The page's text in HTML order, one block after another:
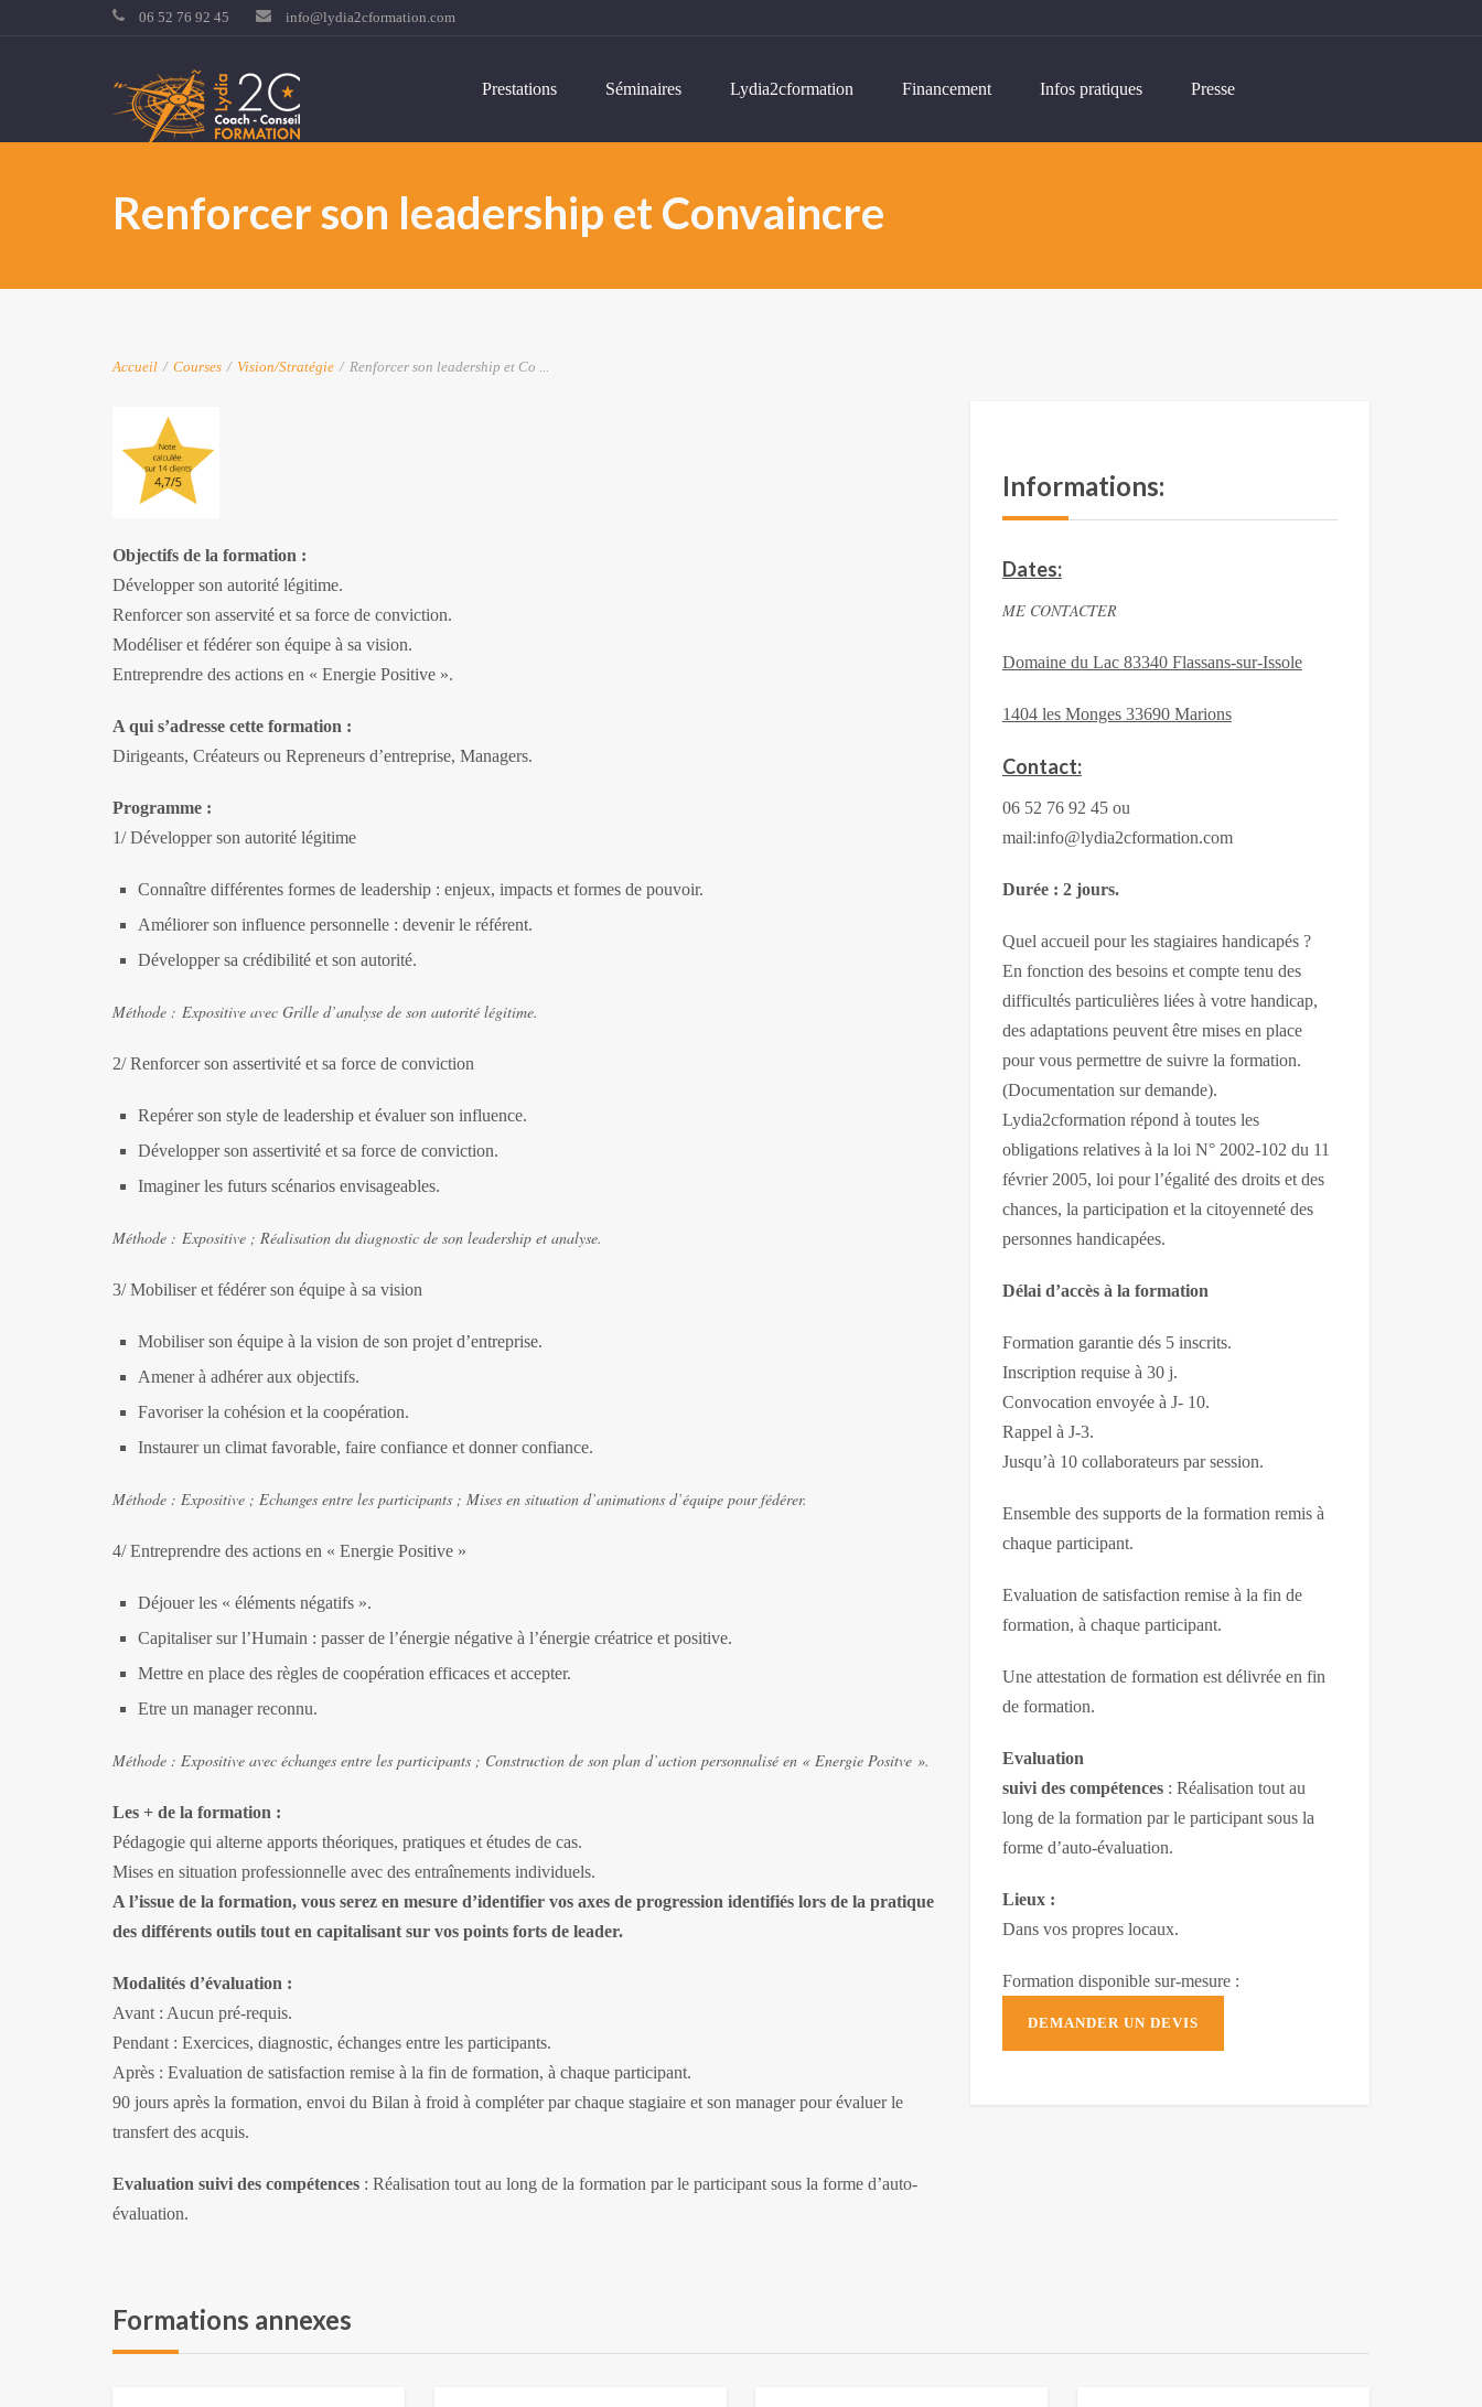
06 52 76 92 45 info@lydia2cformation.com
Prestations Séminaires Lydia2cformation Financement Infos pratiques Presse
Renforcer son leadership et Convaincre
Accueil / Courses / Vision/Stratégie / Renforcer son leadership et Co ...
Objectifs de la formation :
Développer son autorité légitime.
Renforcer son asservité et sa force de conviction.
Modéliser et fédérer son équipe à sa vision.
Entreprendre des actions en « Energie Positive ».
A qui s’adresse cette formation :
Dirigeants, Créateurs ou Repreneurs d’entreprise, Managers.
Programme :
1/ Développer son autorité légitime
Connaître différentes formes de leadership : enjeux, impacts et formes de pouvoir.
Améliorer son influence personnelle : devenir le référent.
Développer sa crédibilité et son autorité.
Méthode : Expositive avec Grille d’analyse de son autorité légitime.
2/ Renforcer son assertivité et sa force de conviction
Repérer son style de leadership et évaluer son influence.
Développer son assertivité et sa force de conviction.
Imaginer les futurs scénarios envisageables.
Méthode : Expositive ; Réalisation du diagnostic de son leadership et analyse.
3/ Mobiliser et fédérer son équipe à sa vision
Mobiliser son équipe à la vision de son projet d’entreprise.
Amener à adhérer aux objectifs.
Favoriser la cohésion et la coopération.
Instaurer un climat favorable, faire confiance et donner confiance.
Méthode : Expositive ; Echanges entre les participants ; Mises en situation d’animations d’équipe pour fédérer.
4/ Entreprendre des actions en « Energie Positive »
Déjouer les « éléments négatifs ».
Capitaliser sur l’Humain : passer de l’énergie négative à l’énergie créatrice et positive.
Mettre en place des règles de coopération efficaces et accepter.
Etre un manager reconnu.
Méthode : Expositive avec échanges entre les participants ; Construction de son plan d’action personnalisé en « Energie Positve ».
Les + de la formation :
Pédagogie qui alterne apports théoriques, pratiques et études de cas.
Mises en situation professionnelle avec des entraînements individuels.
A l’issue de la formation, vous serez en mesure d’identifier vos axes de progression identifiés lors de la pratique
des différents outils tout en capitalisant sur vos points forts de leader.
Modalités d’évaluation :
Avant : Aucun pré-requis.
Pendant : Exercices, diagnostic, échanges entre les participants.
Après : Evaluation de satisfaction remise à la fin de formation, à chaque participant.
90 jours après la formation, envoi du Bilan à froid à compléter par chaque stagiaire et son manager pour évaluer le
transfert des acquis.
Evaluation suivi des compétences : Réalisation tout au long de la formation par le participant sous la forme d’auto-
évaluation.
Informations:
Dates:
ME CONTACTER
Domaine du Lac 83340 Flassans-sur-Issole
1404 les Monges 33690 Marions
Contact:
06 52 76 92 45 ou
mail:info@lydia2cformation.com
Durée : 2 jours.
Quel accueil pour les stagiaires handicapés ?
En fonction des besoins et compte tenu des
difficultés particulières liées à votre handicap,
des adaptations peuvent être mises en place
pour vous permettre de suivre la formation.
(Documentation sur demande).
Lydia2cformation répond à toutes les
obligations relatives à la loi N° 2002-102 du 11
février 2005, loi pour l’égalité des droits et des
chances, la participation et la citoyenneté des
personnes handicapées.
Délai d’accès à la formation
Formation garantie dés 5 inscrits.
Inscription requise à 30 j.
Convocation envoyée à J- 10.
Rappel à J-3.
Jusqu’à 10 collaborateurs par session.
Ensemble des supports de la formation remis à
chaque participant.
Evaluation de satisfaction remise à la fin de
formation, à chaque participant.
Une attestation de formation est délivrée en fin
de formation.
Evaluation
suivi des compétences: Réalisation tout au
long de la formation par le participant sous la
forme d’auto-évaluation.
Lieux :
Dans vos propres locaux.
Formation disponible sur-mesure :
DEMANDER UN DEVIS
Formations annexes